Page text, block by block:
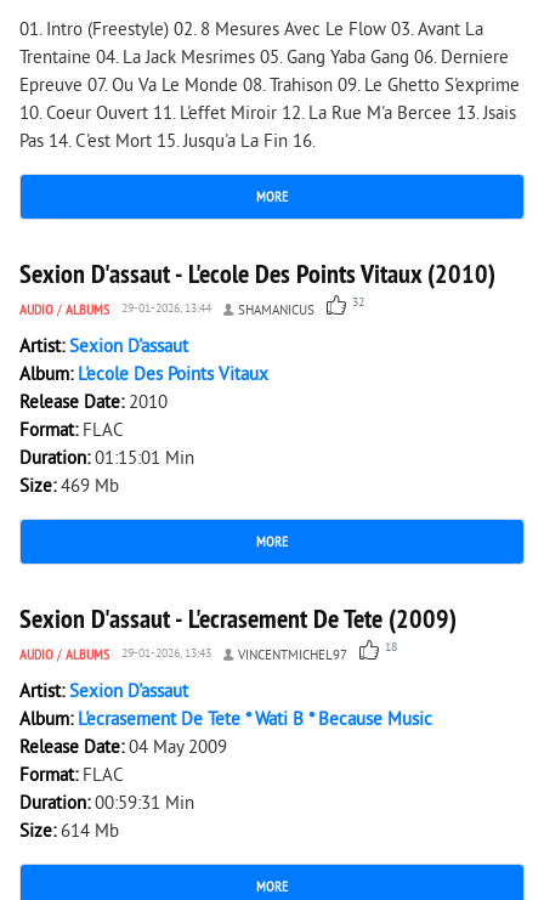
01. Intro (Freestyle) 02. 8 Mesures Avec Le Flow 03. Avant La
Trentaine 04. La Jack Mesrimes 05. Gang Yaba Gang 06. Derniere
Epreuve 07. Ou Va Le Monde 08. Trahison 09. Le Ghetto S'exprime
10. Coeur Ouvert 11. L'effet Miroir 12. La Rue M'a Bercee 13. Jsais
Pas 14. C'est Mort 15. Jusqu'a La Fin 16.
MORE
5 340 0
Sexion D'assaut - L'ecole Des Points Vitaux (2010)
AUDIO / ALBUMS 29-01-2026, 13:44 SHAMANICUS 32
Artist:Sexion D'assaut
Album: L'ecole Des Points Vitaux
Release Date: 2010
Format: FLAC
Duration:01:15:01 Min
Size:469 Mb
MORE
7 278 0
Sexion D'assaut - L'ecrasement De Tete (2009)
AUDIO / ALBUMS 29-01-2026, 13:43 VINCENTMICHEL97 18
Artist:Sexion D'assaut
Album: L'ecrasement De Tete * Wati B * Because Music
Release Date:04 May 2009
Format: FLAC
Duration:00:59:31 Min
Size: 614 Mb
MORE